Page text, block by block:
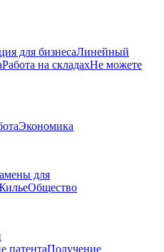
для бизнесаЛинейный
Работа на складахНе можете
Экономика
для
Общество
патентаПолучение